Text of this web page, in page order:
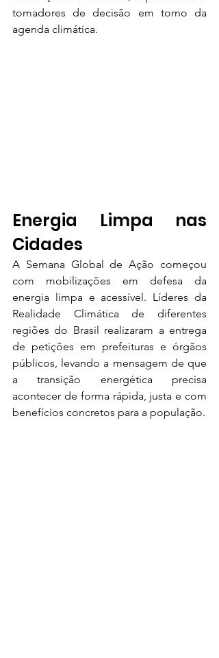
tomadores de decisão em torno da
agenda climática.
Energia Limpa nas
Cidades
A Semana Global de Ação começou
com mobilizações em defesa da
energia limpa e acessível. Líderes da
Realidade Climática de diferentes
regiões do Brasil realizaram a entrega
de petições em prefeituras e órgãos
públicos, levando a mensagem de que
a transição energética precisa
acontecer de forma rápida, justa e com
benefícios concretos para a população.